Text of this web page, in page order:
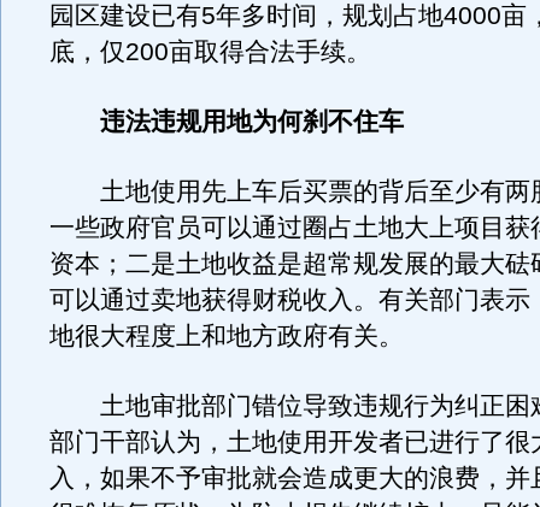
园区建设已有5年多时间，规划占地4000亩
底，仅200亩取得合法手续。
违法违规用地为何刹不住车
土地使用先上车后买票的背后至少有两
一些政府官员可以通过圈占土地大上项目获
资本；二是土地收益是超常规发展的最大砝
可以通过卖地获得财税收入。有关部门表示
地很大程度上和地方政府有关。
土地审批部门错位导致违规行为纠正困
部门干部认为，土地使用开发者已进行了很
入，如果不予审批就会造成更大的浪费，并